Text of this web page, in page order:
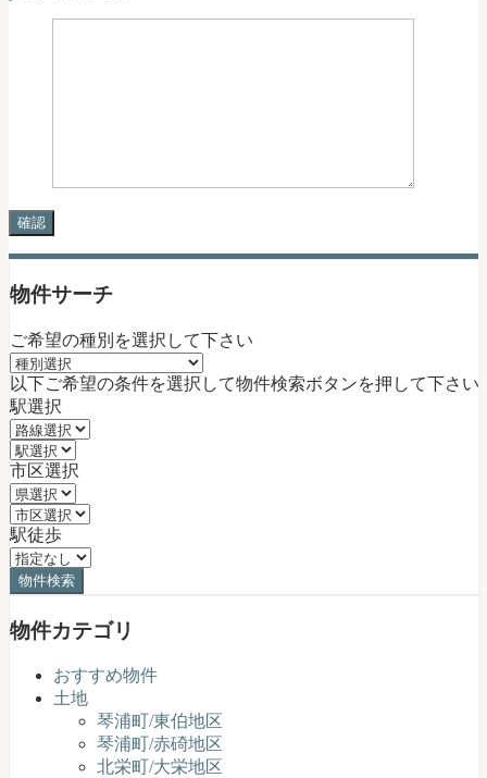
物件サーチ
ご希望の種別を選択して下さい
以下ご希望の条件を選択して物件検索ボタンを押して下さい
駅選択
市区選択
駅徒歩
物件カテゴリ
おすすめ物件
土地
琴浦町/東伯地区
琴浦町/赤碕地区
北栄町/大栄地区